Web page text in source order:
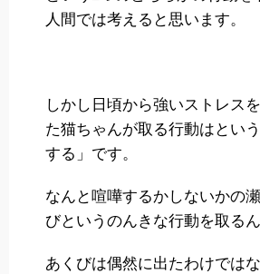
人間では考えると思います。
しかし日頃から強いストレス
た猫ちゃんが取る行動はとい
する」です。
なんと喧嘩するかしないかの
びというのんきな行動を取るん
あくびは偶然に出たわけでは